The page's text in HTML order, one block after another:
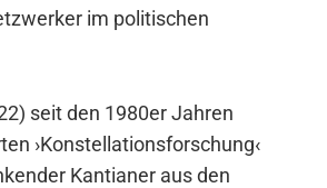
im poli­ti­schen
seit den 1980er Jah­ren
›Kon­stel­la­ti­ons­for­schung‹
Kan­ti­a­ner aus den